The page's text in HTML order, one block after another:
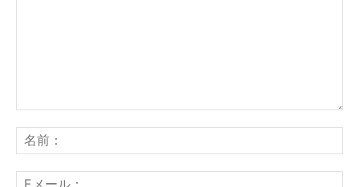
ン
ト：
前